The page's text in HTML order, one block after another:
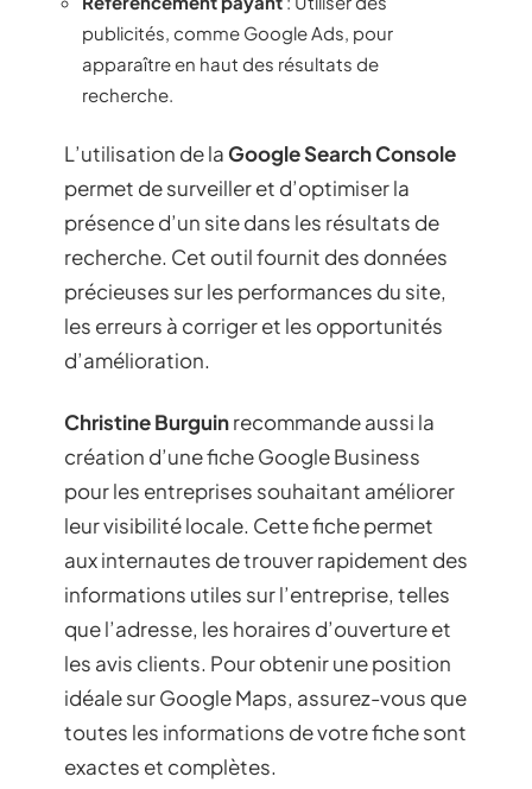
publicités, comme Google Ads, pour
apparaître en haut des résultats de
recherche.
L’utilisation de laGoogle Search Console
permet de surveiller et d’optimiser la
présence d’un site dans les résultats de
recherche. Cet outil fournit des données
précieuses sur les performances du site,
les erreurs à corriger et les opportunités
d’amélioration.
Christine Burguinrecommande aussi la
création d’une fiche Google Business
pour les entreprises souhaitant améliorer
leur visibilité locale. Cette fiche permet
aux internautes de trouver rapidement des
informations utiles sur l’entreprise, telles
que l’adresse, les horaires d’ouverture et
les avis clients. Pour obtenir une position
idéale sur Google Maps, assurez-vous que
toutes les informations de votre fiche sont
exactes et complètes.